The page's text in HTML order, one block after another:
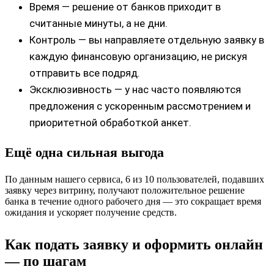
Время — решение от банков приходит в
считанные минуты, а не дни.
Контроль — вы направляете отдельную заявку в
каждую финансовую организацию, не рискуя
отправить все подряд.
Эксклюзивность — у нас часто появляются
предложения с ускоренным рассмотрением и
приоритетной обработкой анкет.
Ещё одна сильная выгода
По данным нашего сервиса, 6 из 10 пользователей, подавших
заявку через витрину, получают положительное решение
банка в течение одного рабочего дня — это сокращает время
ожидания и ускоряет получение средств.
Как подать заявку и оформить онлайн
— по шагам